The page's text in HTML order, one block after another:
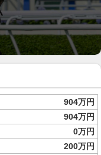
904万円
904万円
0万円
200万円